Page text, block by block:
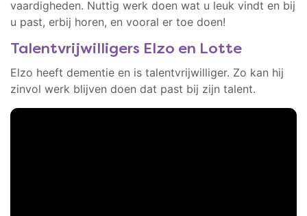
vaardigheden. Nuttig werk doen wat u leuk vindt en bij
u past, erbij horen, en vooral er toe doen!
Talentvrijwilligers Elzo en Lotte
Elzo heeft dementie en is talentvrijwilliger. Zo kan hij
zinvol werk blijven doen dat past bij zijn talent.